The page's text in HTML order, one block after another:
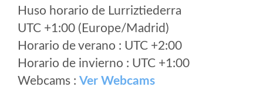
Huso horario de Lurriztiederra
UTC +1:00 (Europe/Madrid)
Horario de verano : UTC +2:00
Horario de invierno : UTC +1:00
Webcams : Ver Webcams